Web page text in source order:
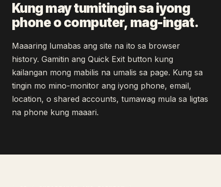
Kung may tumitingin sa iyong
phone o computer, mag-ingat.
Maaaring lumabas ang site na ito sa browser
history. Gamitin ang Quick Exit button kung
kailangan mong mabilis na umalis sa page. Kung sa
tingin mo mino-monitor ang iyong phone, email,
location, o shared accounts, tumawag mula sa ligtas
na phone kung maaari.